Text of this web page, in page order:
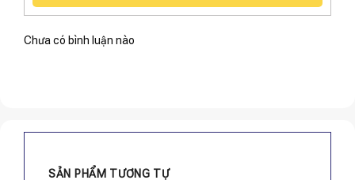
Chưa có bình luận nào
SẢN PHẨM TƯƠNG TỰ